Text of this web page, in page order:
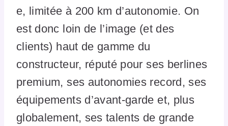
e, limitée à 200 km d’autonomie. On
est donc loin de l’image (et des
clients) haut de gamme du
constructeur, réputé pour ses berlines
premium, ses autonomies record, ses
équipements d’avant-garde et, plus
globalement, ses talents de grande